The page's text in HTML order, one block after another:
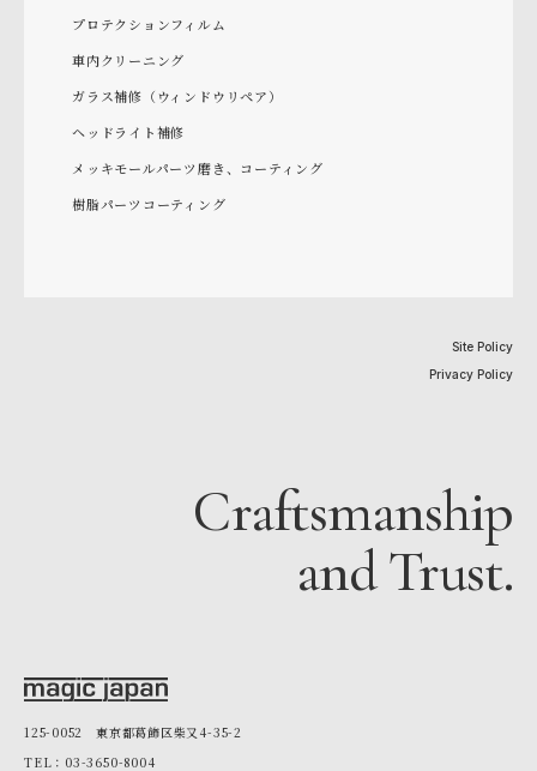
プロテクションフィルム
車内クリーニング
ガラス補修（ウィンドウリペア）
ヘッドライト補修
メッキモールパーツ磨き、コーティング
樹脂パーツコーティング
Site Policy
Privacy Policy
Craftsmanship
and Trust.
125-0052 東京都葛飾区柴又4-35-2
TEL：03-3650-8004